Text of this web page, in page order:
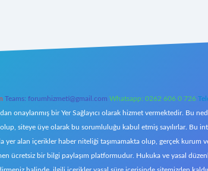
Teams: forumhizmeti@gmail.com Whatsapp: 0262 606 0 726
onaylanmış bir Yer Sağlayıcı olarak hizmet vermektedir. Bu
siteye üye olarak bu sorumluluğu kabul etmiş sayılırlar. Bu
yer alan içerikler haber niteliği taşımamakta olup, gerçek kurum
ücretsiz bir bilgi paylaşım platformudur. Hukuka ve yasal